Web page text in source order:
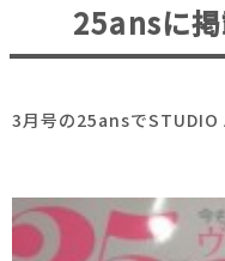
25ansに掲
3月号の25ansでSTUDIO